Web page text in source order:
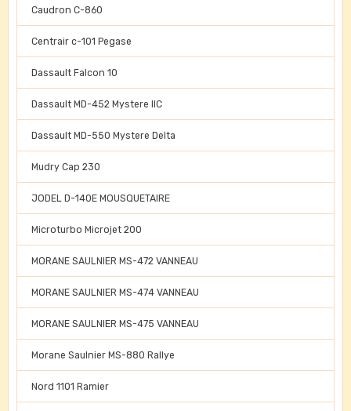
Caudron C-860
Centrair c-101 Pegase
Dassault Falcon 10
Dassault MD-452 Mystere IIC
Dassault MD-550 Mystere Delta
Mudry Cap 230
JODEL D-140E MOUSQUETAIRE
Microturbo Microjet 200
MORANE SAULNIER MS-472 VANNEAU
MORANE SAULNIER MS-474 VANNEAU
MORANE SAULNIER MS-475 VANNEAU
Morane Saulnier MS-880 Rallye
Nord 1101 Ramier